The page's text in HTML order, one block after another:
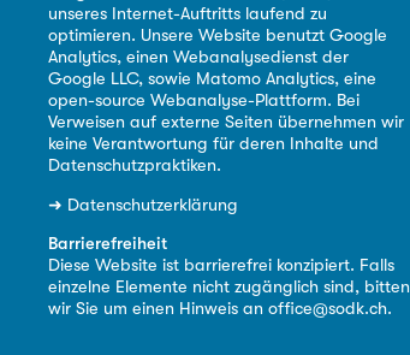
unseres Internet-Auftritts laufend zu
optimieren. Unsere Website benutzt Google
Analytics, einen Webanalysedienst der
Google LLC, sowie Matomo Analytics, eine
open-source Webanalyse-Plattform. Bei
Verweisen auf externe Seiten übernehmen wir
keine Verantwortung für deren Inhalte und
Datenschutzpraktiken.
➜ Datenschutzerklärung
Barrierefreiheit
Diese Website ist barrierefrei konzipiert. Falls
einzelne Elemente nicht zugänglich sind, bitten
wir Sie um einen Hinweis anoffice@sodk.ch.